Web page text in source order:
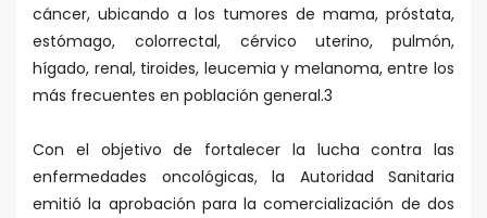
cáncer, ubicando a los tumores de mama, próstata,
estómago, colorrectal, cérvico uterino, pulmón,
hígado, renal, tiroides, leucemia y melanoma, entre los
más frecuentes en población general.3
Con el objetivo de fortalecer la lucha contra las
enfermedades oncológicas, la Autoridad Sanitaria
emitió la aprobación para la comercialización de dos